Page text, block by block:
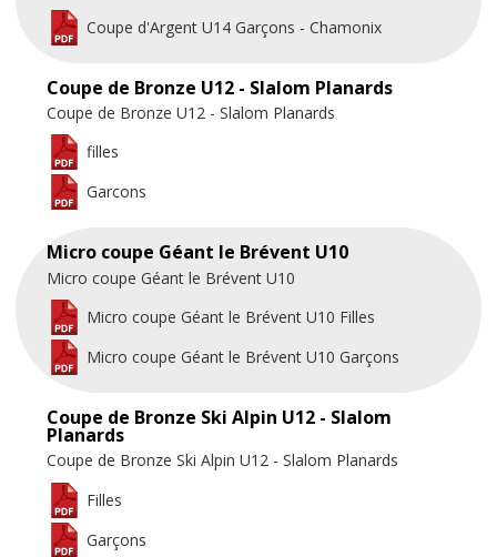
Coupe d'Argent U14 Garçons - Chamonix
Coupe de Bronze U12 - Slalom Planards
Coupe de Bronze U12 - Slalom Planards
filles
Garcons
Micro coupe Géant le Brévent U10
Micro coupe Géant le Brévent U10
Micro coupe Géant le Brévent U10 Filles
Micro coupe Géant le Brévent U10 Garçons
Coupe de Bronze Ski Alpin U12 - Slalom
Planards
Coupe de Bronze Ski Alpin U12 - Slalom Planards
Filles
Garçons